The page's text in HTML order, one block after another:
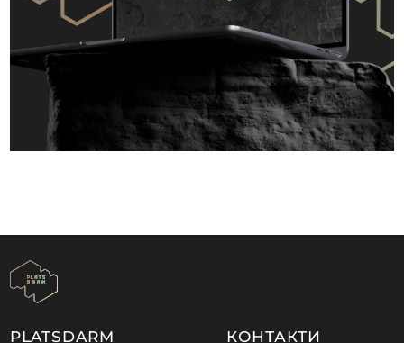
PLATSDARM КОНТАКТИ